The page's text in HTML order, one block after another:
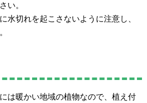
い。
に水切れを起こさないように注意し、
は暖かい地域の植物なので、植え付